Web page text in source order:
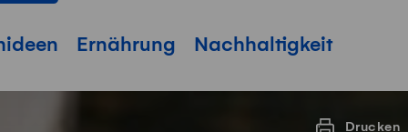
Ernährung Nachhaltigkeit
Drucken